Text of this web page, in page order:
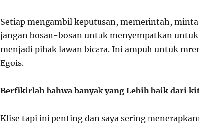
Setiap mengambil keputusan, memerintah,
jangan bosan-bosan untuk menyempatkan
menjadi pihak lawan bicara. Ini ampuh untuk
Egois.
Berfikirlah bahwa banyak yang Lebih baik dari
Klise tapi ini penting dan saya sering